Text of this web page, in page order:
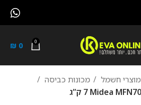
0
₪ 0
מוצרי חשמל
מכונות כביסה